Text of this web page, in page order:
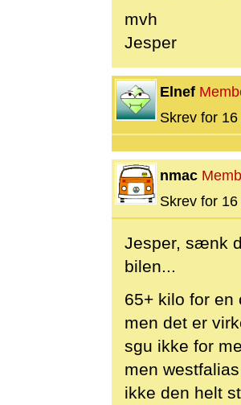
mvh
Jesper
Elnef
Skrev for
nmac
Skrev for
Jesper, sænk
bilen...
65+ kilo for
men det er
sgu ikke for
men
ikke den helt